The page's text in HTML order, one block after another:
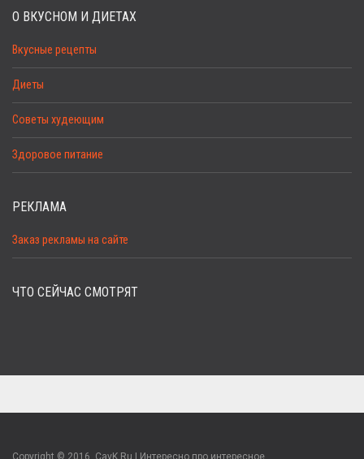
О ВКУСНОМ И ДИЕТАХ
Вкусные рецепты
Диеты
Советы худеющим
Здоровое питание
РЕКЛАМА
Заказ рекламы на сайте
ЧТО СЕЙЧАС СМОТРЯТ
Copyright © 2016. CavK.Ru | Интересно про интересное